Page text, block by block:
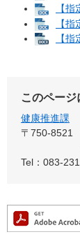
【
【
【
このペー
健康推進課
〒750-8521
Tel：083-